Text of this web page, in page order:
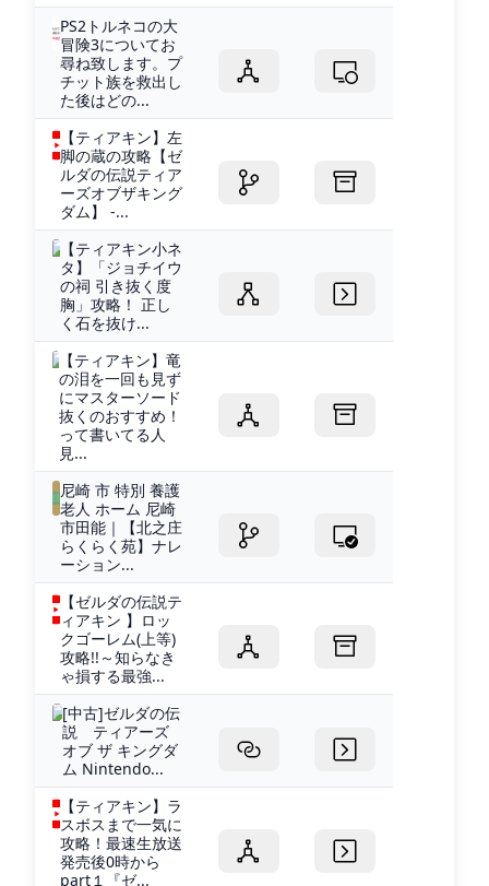
PS2トルネコの大
冒険3についてお
尋ね致します。プ
チット族を救出し
た後はどの...
【ティアキン】左
脚の蔵の攻略【ゼ
ルダの伝説ティア
ーズオブザキング
ダム】 -...
【ティアキン小ネ
タ】「ジョチイウ
の祠 引き抜く度
胸」攻略！ 正し
く石を抜け...
【ティアキン】竜
の泪を一回も見ず
にマスターソード
抜くのおすすめ！
って書いてる人
見...
尼崎 市 特別 養護
老人 ホーム 尼崎
市田能｜【北之庄
らくらく苑】ナレ
ーション...
【ゼルダの伝説テ
ィアキン 】ロッ
クゴーレム(上等)
攻略!!～知らなき
ゃ損する最強...
[中古]ゼルダの伝
説 ティアーズ
オブ ザ キングダ
ム Nintendo...
【ティアキン】ラ
スボスまで一気に
攻略！最速生放送
発売後0時から
part１『ゼ...